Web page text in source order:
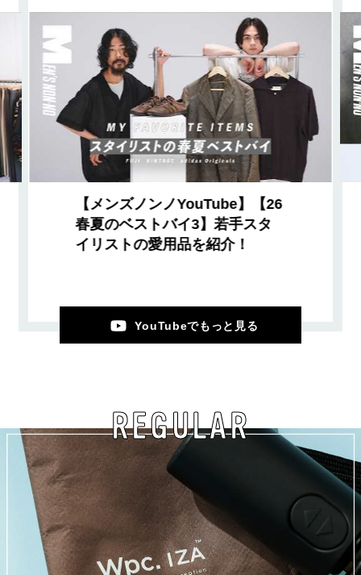
【メンズノンノYouTube】【26
春夏のベストバイ3】若手スタ
イリストの愛用品を紹介！
YouTubeでもっと見る
REGULAR